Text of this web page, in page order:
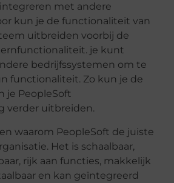
met andere
kun je de functionaliteit van
uitbreiden voorbij de
je kunt
bedrijfssystemen om te
functionaliteit. Zo kun je de
je PeopleSoft
verder uitbreiden.
waarom PeopleSoft de juiste
Het is schaalbaar,
rijk aan functies, makkelijk
en kan geïntegreerd